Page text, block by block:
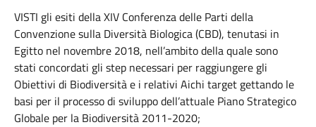
VISTI gli esiti della XIV Conferenza delle Parti della
Convenzione sulla Diversità Biologica (CBD), tenutasi in
Egitto nel novembre 2018, nell’ambito della quale sono
stati concordati gli step necessari per raggiungere gli
Obiettivi di Biodiversità e i relativi Aichi target gettando le
basi per il processo di sviluppo dell’attuale Piano Strategico
Globale per la Biodiversità 2011-2020;